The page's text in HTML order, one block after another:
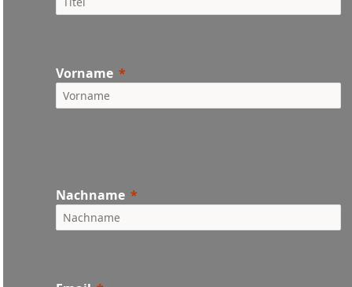
Vorname
Nachname